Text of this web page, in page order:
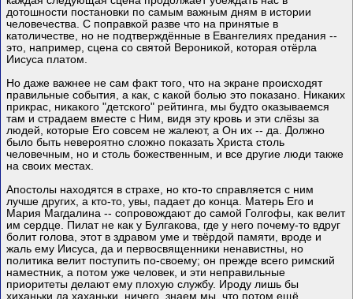
дотошности постановки по самым важным дням в истории
человечества. С поправкой разве что на принятые в
католичестве, но не подтверждённые в Евангелиях предания --
это, например, сцена со святой Вероникой, которая отёрла
Иисуса платом.
Но даже важнее не сам факт того, что на экране происходят
правильные события, а как, с какой болью это показано. Никаких
прикрас, никакого "детского" рейтинга, мы будто оказываемся
там и страдаем вместе с Ним, видя эту кровь и эти слёзы за
людей, которые Его совсем не жалеют, а Он их -- да. Должно
было быть невероятно сложно показать Христа столь
человечным, но и столь божественным, и все другие люди также
на своих местах.
Апостолы находятся в страхе, но кто-то справляется с ним
лучше других, а кто-то, увы, падает до конца. Матерь Его и
Мария Магдалина -- сопровождают до самой Голгофы, как велит
им сердце. Пилат не как у Булгакова, где у него почему-то вдруг
болит голова, этот в здравом уме и твёрдой памяти, вроде и
жаль ему Иисуса, да и первосвященники ненавистны, но
политика велит поступить по-своему; он прежде всего римский
наместник, а потом уже человек, и эти неправильные
приоритеты делают ему плохую службу. Ироду лишь бы
хиханьки да хаханьки, ничего, знаем мы, что потом ещё